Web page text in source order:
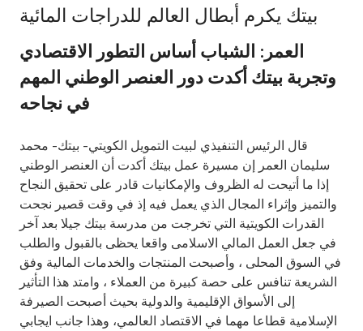
Investment
Ways to bank
Tools & Services
After Sales Services
Contact us
Branch & ATM locator
Germany
بيتك يكرم أبطال العالم للدراجات المائية
العمر: الشباب أساس التطور الاقتصادي
وتجربة بيتك أكدت دور العنصر الوطني المهم
في نجاحه
قال الرئيس التنفيذي لبيت التمويل الكويتي- بيتك- محمد
سليمان العمر إن مسيرة عمل بيتك أكدت أن العنصر الوطني
إذا ما أتيحت له الظروف والإمكانيات قادر على تحقيق النجاح
والتميز وإثراء المجال الذي يعمل فيه إذ في وقت قصير نجحت
القدرات الكويتية التي تخرجت من مدرسة بيتك جيلا بعد آخر
في جعل العمل المالي الاسلامى واقعا يحظى بالقبول والطلب
في السوق المحلى ، وأصبحت المنتجات والخدمات المالية وفق
الشريعة تنافس على حصة كبيرة من العملاء ، وامتد هذا التأثير
إلى الأسواق الإقليمية والدولية بحيث أصبحت الصيرفة
الإسلامية قطاعا مهما في الاقتصاد العالمي، وهذا جانب ايجابي